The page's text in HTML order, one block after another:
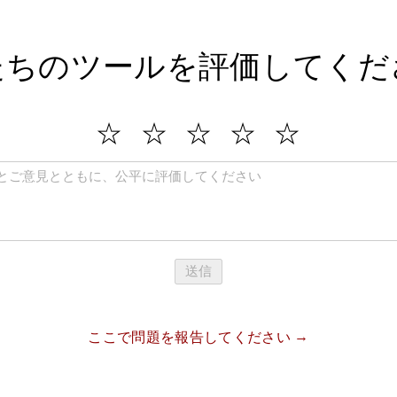
のツールを評価してく
送信
ここで問題を報告してください